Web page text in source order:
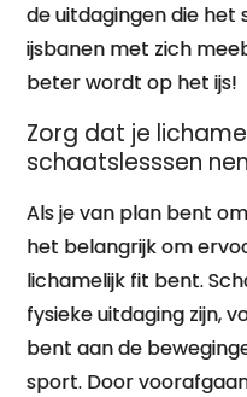
de uitdagingen die
ijsbanen met zich
beter wordt op het ijs!
Zorg dat je
schaatslesssen
Als je van plan bent
het belangrijk om
lichamelijk fit bent.
fysieke uitdaging zijn,
bent aan de
sport. Door